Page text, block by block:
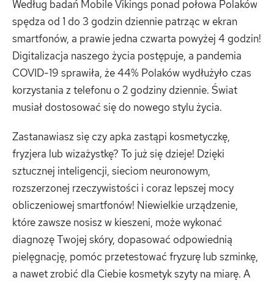
Według badań Mobile Vikings ponad połowa Polaków
spędza od 1 do 3 godzin dziennie patrząc w ekran
smartfonów, a prawie jedna czwarta powyżej 4 godzin!
Digitalizacja naszego życia postępuje, a pandemia
COVID-19 sprawiła, że 44% Polaków wydłużyło czas
korzystania z telefonu o 2 godziny dziennie. Świat
musiał dostosować się do nowego stylu życia.
Zastanawiasz się czy apka zastąpi kosmetyczkę,
fryzjera lub wizażystkę? To już się dzieje! Dzięki
sztucznej inteligencji, sieciom neuronowym,
rozszerzonej rzeczywistości i coraz lepszej mocy
obliczeniowej smartfonów! Niewielkie urządzenie,
które zawsze nosisz w kieszeni, może wykonać
diagnozę Twojej skóry, dopasować odpowiednią
pielęgnację, pomóc przetestować fryzurę lub szminkę,
a nawet zrobić dla Ciebie kosmetyk szyty na miarę. A